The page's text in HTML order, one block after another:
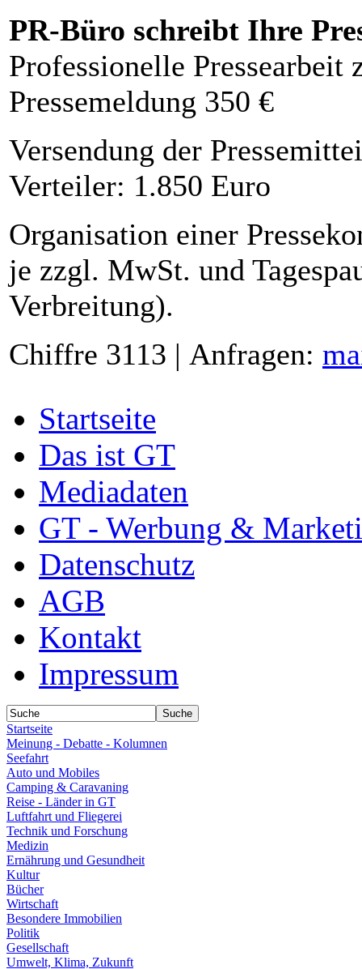
PR-Büro schreibt Ihre
Professionelle Pressearbeit
Pressemeldung 350 €
Versendung der
Verteiler: 1.850 Euro
Organisation einer
je zzgl. MwSt. und
Verbreitung).
Chiffre 3113 | Anfragen:
Startseite
Das ist GT
Mediadaten
GT - Werbung &
Datenschutz
AGB
Kontakt
Impressum
Startseite
Meinung - Debatte - Kolumnen
Seefahrt
Auto und Mobiles
Camping & Caravaning
Reise - Länder in GT
Luftfahrt und Fliegerei
Technik und Forschung
Medizin
Ernährung und Gesundheit
Kultur
Bücher
Wirtschaft
Besondere Immobilien
Politik
Gesellschaft
Umwelt, Klima, Zukunft